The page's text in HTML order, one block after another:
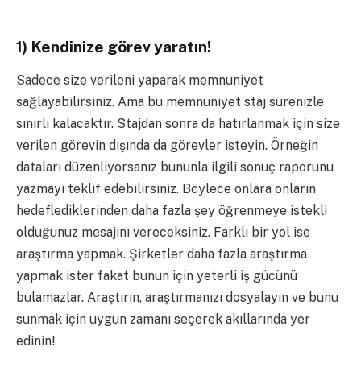
1) Kendinize görev yaratın!
Sadece size verileni yaparak memnuniyet
sağlayabilirsiniz. Ama bu memnuniyet staj sürenizle
sınırlı kalacaktır. Stajdan sonra da hatırlanmak için size
verilen görevin dışında da görevler isteyin. Örneğin
dataları düzenliyorsanız bununla ilgili sonuç raporunu
yazmayı teklif edebilirsiniz. Böylece onlara onların
hedeflediklerinden daha fazla şey öğrenmeye istekli
olduğunuz mesajını vereceksiniz. Farklı bir yol ise
araştırma yapmak. Şirketler daha fazla araştırma
yapmak ister fakat bunun için yeterli iş gücünü
bulamazlar. Araştırın, araştırmanızı dosyalayın ve bunu
sunmak için uygun zamanı seçerek akıllarında yer
edinin!